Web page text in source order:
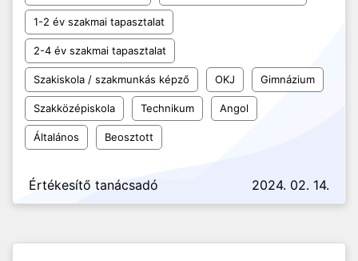
1-2 év szakmai tapasztalat
2-4 év szakmai tapasztalat
Szakiskola / szakmunkás képző OKJ Gimnázium
Szakközépiskola Technikum Angol
Általános Beosztott
Értékesítő tanácsadó 2024. 02. 14.